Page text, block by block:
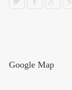
Google Map